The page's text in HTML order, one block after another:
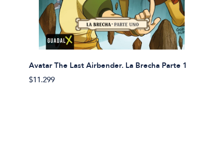
Avatar The Last Airbender. La Brecha Parte 1
$11.299